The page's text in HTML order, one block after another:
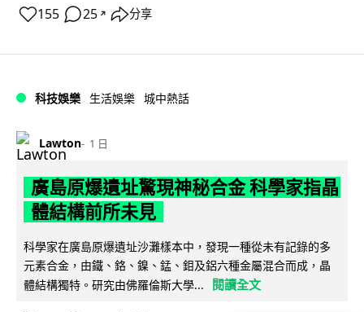
155 25 ↗ 分享
科技娛樂 生活娛樂 城中熱話
Lawton 1 日
廣島原爆遺址驚現神秘合金 科學家指晶
體結構前所未見
科學家在廣島原爆遺址沙灘樣本中，發現一種從未有記錄的多
元素合金，由鐵、鉻、鎳、錳、鉬及鋁六種金屬混合而成，晶
體結構獨特。研究由佛羅倫斯大學...
閱讀全文